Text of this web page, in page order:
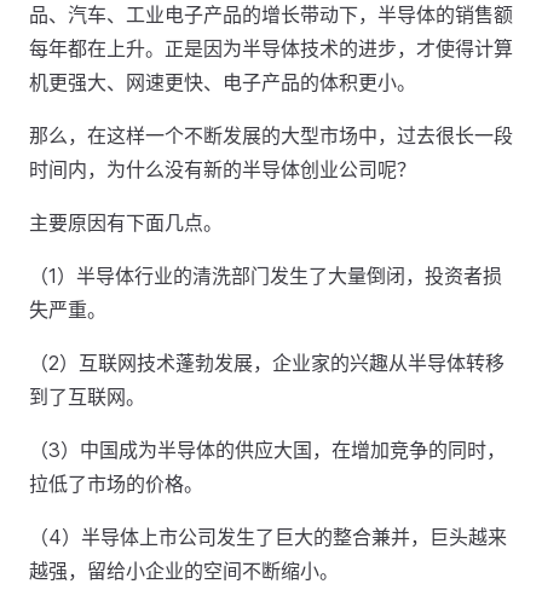
品、汽车、工业电子产品的增长带动下，半导体的销售额
每年都在上升。正是因为半导体技术的进步，才使得计算
机更强大、网速更快、电子产品的体积更小。
那么，在这样一个不断发展的大型市场中，过去很长一段
时间内，为什么没有新的半导体创业公司呢？
主要原因有下面几点。
（1）半导体行业的清洗部门发生了大量倒闭，投资者损
失严重。
（2）互联网技术蓬勃发展，企业家的兴趣从半导体转移
到了互联网。
（3）中国成为半导体的供应大国，在增加竞争的同时，
拉低了市场的价格。
（4）半导体上市公司发生了巨大的整合兼并，巨头越来
越强，留给小企业的空间不断缩小。